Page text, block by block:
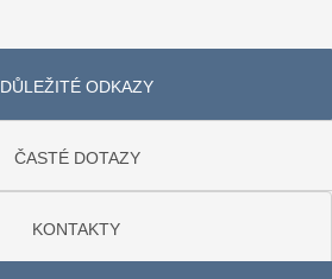
DŮLEŽITÉ ODKAZY
ČASTÉ DOTAZY
KONTAKTY